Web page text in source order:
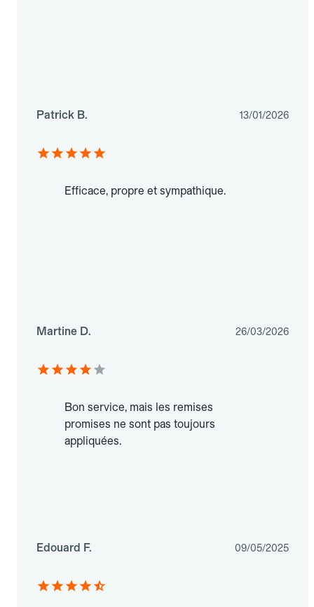
Patrick B. 13/01/2026
Efficace, propre et sympathique.
Martine D. 26/03/2026
Bon service, mais les remises
promises ne sont pas toujours
appliquées.
Edouard F. 09/05/2025